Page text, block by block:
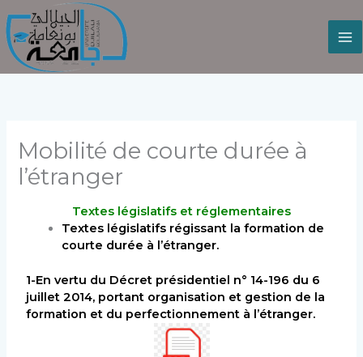
au
contenu
Mobilité de courte durée à
l’étranger
Textes législatifs et réglementaires
Textes législatifs régissant la formation de
courte durée à l’étranger.
1-En vertu du Décret présidentiel n° 14-196 du 6
juillet 2014, portant organisation et gestion de la
formation et du perfectionnement à l’étranger.